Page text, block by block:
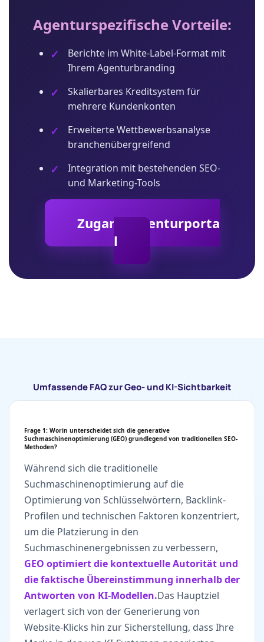
Agenturspezifische Vorteile:
Berichte im White-Label-Format mit
Ihrem Agenturbranding
Skalierbares Kreditsystem für
mehrere Kundenkonten
Erweiterte Wettbewerbsanalyse
branchenübergreifend
Integration mit bestehenden SEO-
und Marketing-Tools
Zugangsagenturporta
l
Umfassende FAQ zur Geo- und KI-Sichtbarkeit
Frage 1: Worin unterscheidet sich die generative
Suchmaschinenoptimierung (GEO) grundlegend von traditionellen SEO-
Methoden?
Während sich die traditionelle
Suchmaschinenoptimierung auf die
Optimierung von Schlüsselwörtern, Backlink-
Profilen und technischen Faktoren konzentriert,
um die Platzierung in den
Suchmaschinenergebnissen zu verbessern,
GEO optimiert die kontextuelle Autorität und
die faktische Übereinstimmung innerhalb der
Antworten von KI-Modellen.Das Hauptziel
verlagert sich von der Generierung von
Website-Klicks hin zur Sicherstellung, dass Ihre